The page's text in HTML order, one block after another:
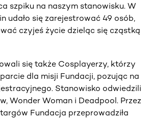
szpiku na naszym stanowisku. W
udało się zarejestrować 49 osób,
czyjeś życie dzieląc się cząstką
się także Cosplayerzy, którzy
dla misji Fundacji, pozując na
Stanowisko odwiedzili
Wonder Woman i Deadpool. Przez
Fundacja przeprowadziła